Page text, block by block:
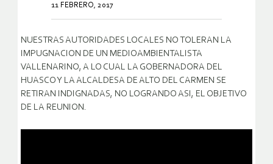
11 FEBRERO, 2017
NUESTRAS AUTORIDADES LOCALES NO TOLERAN LA
IMPUGNACION DE UN MEDIOAMBIENTALISTA
VALLENARINO, A LO CUAL LA GOBERNADORA DEL
HUASCO Y LA ALCALDESA DE ALTO DEL CARMEN SE
RETIRAN INDIGNADAS, NO LOGRANDO ASI, EL OBJETIVO
DE LA REUNION.